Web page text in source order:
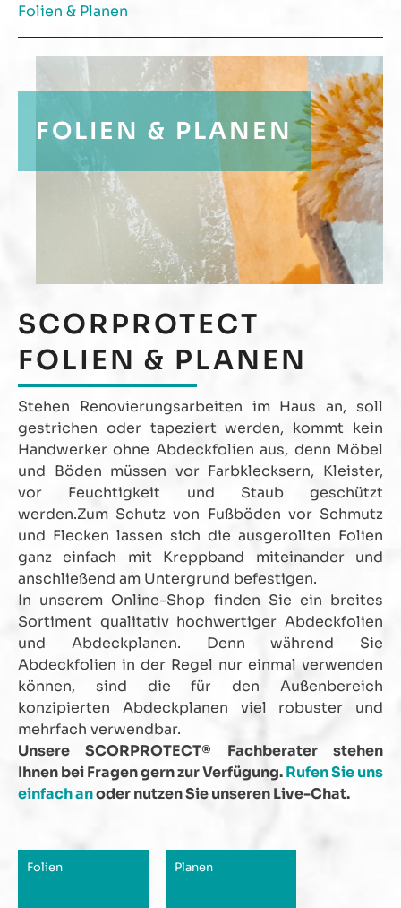
Folien & Planen
FOLIEN & PLANEN
SCORPROTECT
FOLIEN & PLANEN
Stehen Renovierungsarbeiten im Haus an, soll
gestrichen oder tapeziert werden, kommt kein
Handwerker ohne Abdeckfolien aus, denn Möbel
und Böden müssen vor Farbklecksern, Kleister,
vor Feuchtigkeit und Staub geschützt
werden.Zum Schutz von Fußböden vor Schmutz
und Flecken lassen sich die ausgerollten Folien
ganz einfach mit Kreppband miteinander und
anschließend am Untergrund befestigen.
In unserem Online-Shop finden Sie ein breites
Sortiment qualitativ hochwertiger Abdeckfolien
und Abdeckplanen. Denn während Sie
Abdeckfolien in der Regel nur einmal verwenden
können, sind die für den Außenbereich
konzipierten Abdeckplanen viel robuster und
mehrfach verwendbar.
Unsere SCORPROTECT® Fachberater stehen
Ihnen bei Fragen gern zur Verfügung.Rufen Sie uns
einfach anoder nutzen Sie unseren Live-Chat.
Folien Planen